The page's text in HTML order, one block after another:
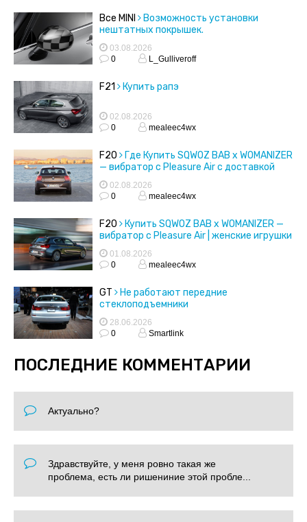
Все MINI
Возможность установки
нештатных покрышек.
03.08.2026
0
L_Gulliveroff
F21 Купить рапэ
02.08.2026
0
mealeec4wx
F20
Где Купить SQWOZ BAB x WOMANIZER
— вибратор с Pleasure Air с доставкой
02.08.2026
0
mealeec4wx
F20
Купить SQWOZ BAB x WOMANIZER —
вибратор с Pleasure Air | женские игрушки
01.08.2026
0
mealeec4wx
GT
Не работают передние
стеклоподъемники
28.06.2026
0
Smartlink
ПОСЛЕДНИЕ КОММЕНТАРИИ
Актуально?
Здравствуйте, у меня ровно такая же
проблема, есть ли ришениние этой пробле...